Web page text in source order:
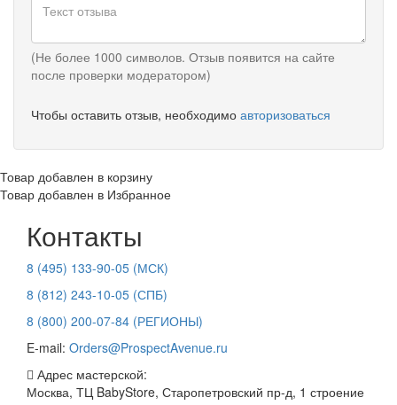
(Не более 1000 символов. Отзыв появится на сайте
после проверки модератором)
Чтобы оставить отзыв, необходимо авторизоваться
Товар добавлен в корзину
Товар добавлен в Избранное
Контакты
8 (495) 133-90-05 (МСК)
8 (812) 243-10-05 (СПБ)
8 (800) 200-07-84 (РЕГИОНЫ)
E-mail: Orders@ProspectAvenue.ru
Адрес мастерской:
Москва, ТЦ BabyStore, Старопетровский пр-д, 1 строение